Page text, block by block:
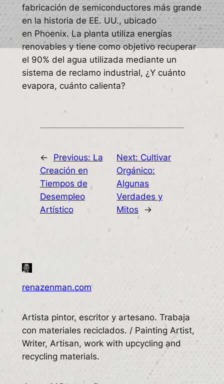
fabricación de semiconductores más grande
en la historia de EE. UU., ubicado
en Phoenix. La planta utiliza energías
renovables y tiene como objetivo recuperar
el 90% del agua utilizada mediante un
sistema de reclamo industrial, ¿Y cuánto
evapora, cuánto calienta?
← Previous: La
Creación en
Tiempos de
Desempleo
Artístico
Next: Cultivar
Orgánico:
Algunas
Verdades y
Mitos
→
renazenman.com
Artista pintor, escritor y artesano. Trabaja
con materiales reciclados. / Painting Artist,
Writer, Artisan, work with upcycling and
recycling materials.